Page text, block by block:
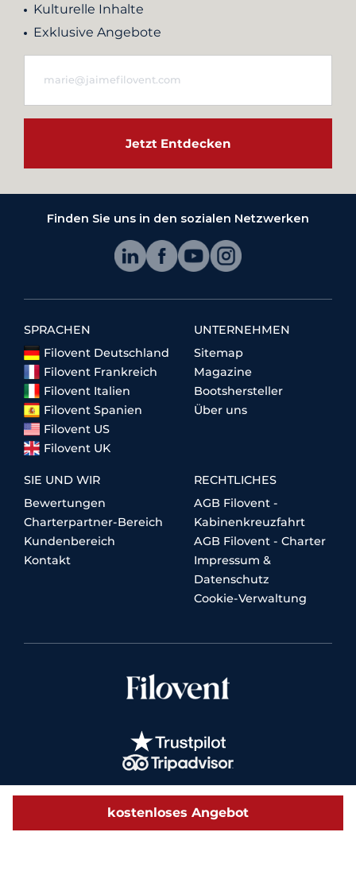
kostenloses Angebot
Kulturelle Inhalte
Exklusive Angebote
Jetzt Entdecken
Finden Sie uns in den sozialen Netzwerken
SPRACHEN
Filovent Deutschland
Filovent Frankreich
Filovent Italien
Filovent Spanien
Filovent US
Filovent UK
UNTERNEHMEN
Sitemap
Magazine
Bootshersteller
Über uns
SIE UND WIR
Bewertungen
Charterpartner-Bereich
Kundenbereich
Kontakt
RECHTLICHES
AGB Filovent -
Kabinenkreuzfahrt
AGB Filovent - Charter
Impressum &
Datenschutz
Cookie-Verwaltung
© 2026 Filovent